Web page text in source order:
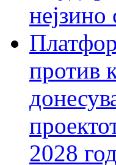
против
2028